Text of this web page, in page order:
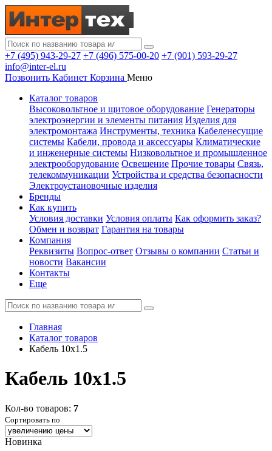
+7 (495) 943-29-27 +7 (496) 575-00-20 +7 (901) 593-29-27
info@inter-el.ru
Позвонить Кабинет Корзина Меню
Каталог товаров
Высоковольтное и щитовое оборудование Генераторы
электроэнергии и элементы питания Изделия для
электромонтажа Инструменты, техника Кабеленесущие
системы Кабели, провода и аксессуары Климатические
и инженерные системы Низковольтное и промышленное
электрооборудование Освещение Прочие товары Связь,
телекоммуникации Устройства и средства безопасности
Электроустановочные изделия
Бренды
Как купить
Условия доставки Условия оплаты Как оформить заказ?
Обмен и возврат Гарантия на товары
Компания
Реквизиты Вопрос-ответ Отзывы о компании Статьи и
новости Вакансии
Контакты
Еще
Главная
Каталог товаров
Кабель 10x1.5
Кабель 10x1.5
Кол-во товаров: 7
Сортировать по
Новинка